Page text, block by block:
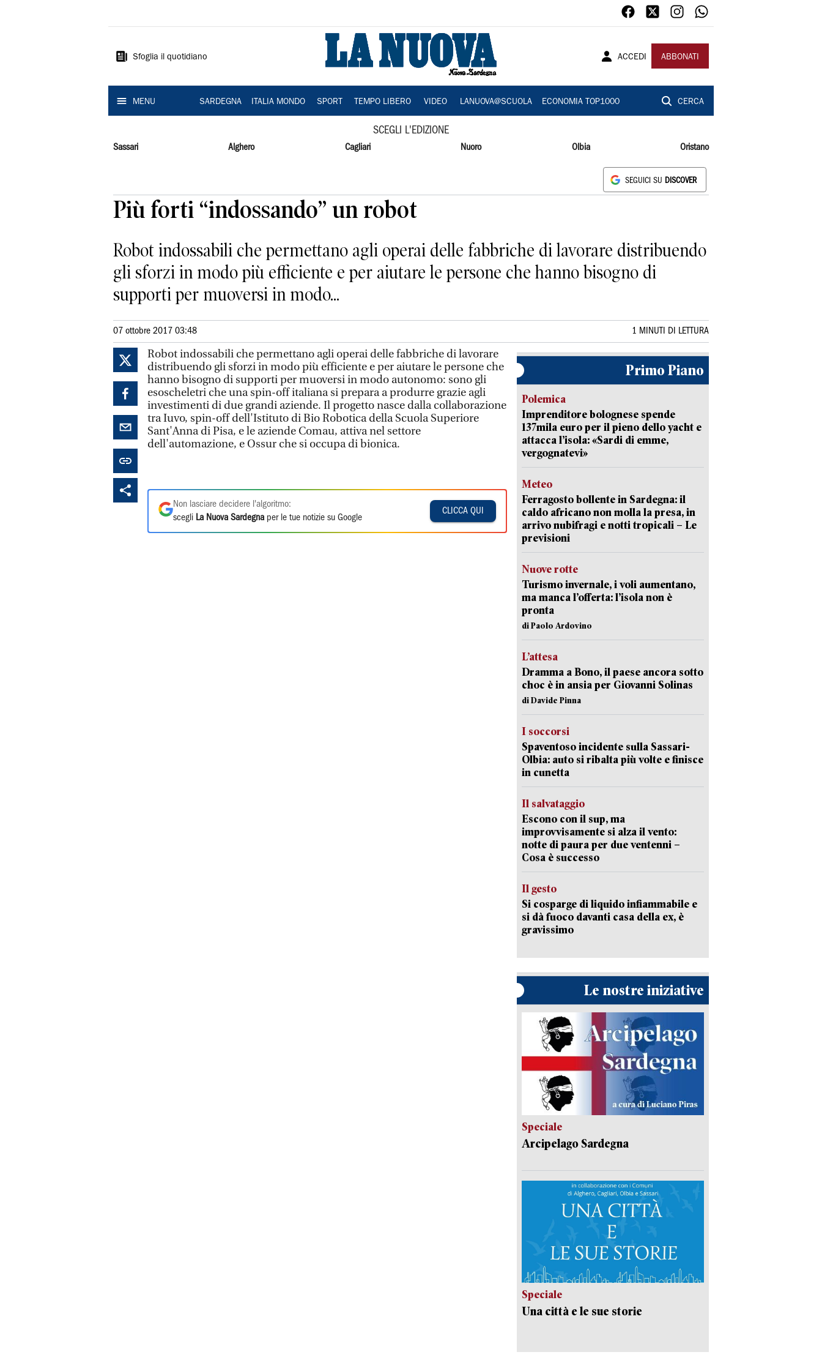
Sardegna
Sfoglia il quotidiano ACCEDI ABBONATI
MENU SARDEGNA ITALIA MONDO SPORT TEMPO LIBERO VIDEO LANUOVA@SCUOLA ECONOMIA TOP1000 CERCA
SCEGLI L'EDIZIONE
Sassari Alghero Cagliari Nuoro Olbia Oristano
SEGUICI SU DISCOVER
Più forti “indossando” un robot
Robot indossabili che permettano agli operai delle fabbriche di lavorare distribuendo
gli sforzi in modo più efficiente e per aiutare le persone che hanno bisogno di
supporti per muoversi in modo...
07 ottobre 2017 03:48 1 MINUTI DI LETTURA
Robot indossabili che permettano agli operai delle fabbriche di lavorare
distribuendo gli sforzi in modo più efficiente e per aiutare le persone che
hanno bisogno di supporti per muoversi in modo autonomo: sono gli
esoscheletri che una spin-off italiana si prepara a produrre grazie agli
investimenti di due grandi aziende. Il progetto nasce dalla collaborazione
tra Iuvo, spin-off dell'Istituto di Bio Robotica della Scuola Superiore
Sant'Anna di Pisa, e le aziende Comau, attiva nel settore
dell'automazione, e Ossur che si occupa di bionica.
Non lasciare decidere l'algoritmo:
scegli La Nuova Sardegna per le tue notizie su Google
CLICCA QUI
Primo Piano
Polemica
Imprenditore bolognese spende
137mila euro per il pieno dello yacht e
attacca l’isola: «Sardi di emme,
vergognatevi»
Meteo
Ferragosto bollente in Sardegna: il
caldo africano non molla la presa, in
arrivo nubifragi e notti tropicali – Le
previsioni
Nuove rotte
Turismo invernale, i voli aumentano,
ma manca l’offerta: l’isola non è
pronta
di Paolo Ardovino
L’attesa
Dramma a Bono, il paese ancora sotto
choc è in ansia per Giovanni Solinas
di Davide Pinna
I soccorsi
Spaventoso incidente sulla Sassari-
Olbia: auto si ribalta più volte e finisce
in cunetta
Il salvataggio
Escono con il sup, ma
improvvisamente si alza il vento:
notte di paura per due ventenni –
Cosa è successo
Il gesto
Si cosparge di liquido infiammabile e
si dà fuoco davanti casa della ex, è
gravissimo
Le nostre iniziative
Speciale
Arcipelago Sardegna
Speciale
Una città e le sue storie